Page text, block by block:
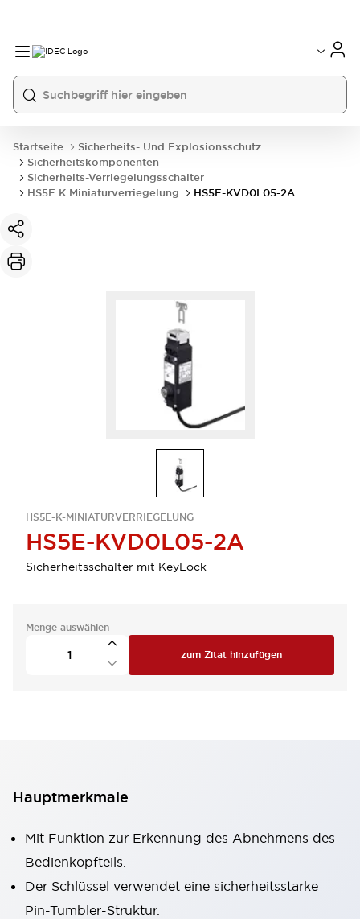
Startseite
Sicherheits- Und Explosionsschutz
Sicherheitskomponenten
Sicherheits-Verriegelungsschalter
HS5E K Miniaturverriegelung
HS5E-KVD0L05-2A
HS5E-K-MINIATURVERRIEGELUNG
HS5E-KVD0L05-2A
Sicherheitsschalter mit KeyLock
Menge auswählen
zum Zitat hinzufügen
Hauptmerkmale
Mit Funktion zur Erkennung des Abnehmens des
Bedienkopfteils.
Der Schlüssel verwendet eine sicherheitsstarke
Pin-Tumbler-Struktur.